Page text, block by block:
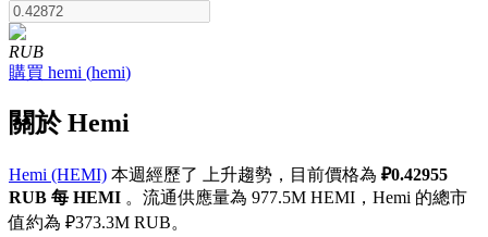
幣本位永續
RUB
購買 hemi (hemi)
關於 Hemi
Hemi (HEMI) 本週經歷了 上升趨勢，目前價格為 ₽0.42955
RUB 每 HEMI 。流通供應量為 977.5M HEMI，Hemi 的總市
值約為 ₽373.3M RUB。